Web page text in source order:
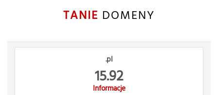
TANIE DOMENY
.pl
15.92
Informacje